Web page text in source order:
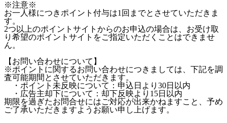
※注意※
お一人様につきポイント付与は1回までとさせていただきま
す。
2つ以上のポイントサイトからのお申込の場合は、お受け取
り希望のポイントサイトをご指定いただくことはできませ
ん。
【お問い合わせについて】
※ポイントに関するお問い合わせにつきましては、下記を調
査可能期間とさせていただきます。
・ポイント未反映について：申込日より30日以内
・広告主却下について：却下反映より15日以内
期限を過ぎたお問合せにはご対応が出来かねますこと、予め
ご了承いただきますようお願い申し上げます。